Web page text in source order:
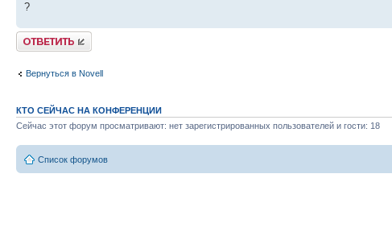
?
Ответить
Вернуться в Novell
КТО СЕЙЧАС НА КОНФЕРЕНЦИИ
Сейчас этот форум просматривают: нет зарегистрированных пользователей и гости: 18
Список форумов